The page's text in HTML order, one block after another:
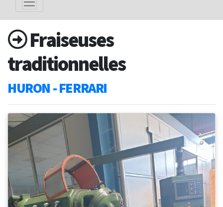
Fraiseuses
traditionnelles
HURON - FERRARI